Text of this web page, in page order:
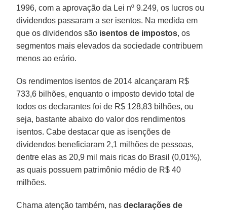
1996, com a aprovação da Lei nº 9.249, os lucros ou
dividendos passaram a ser isentos. Na medida em
que os dividendos são isentos de impostos, os
segmentos mais elevados da sociedade contribuem
menos ao erário.
Os rendimentos isentos de 2014 alcançaram R$
733,6 bilhões, enquanto o imposto devido total de
todos os declarantes foi de R$ 128,83 bilhões, ou
seja, bastante abaixo do valor dos rendimentos
isentos. Cabe destacar que as isenções de
dividendos beneficiaram 2,1 milhões de pessoas,
dentre elas as 20,9 mil mais ricas do Brasil (0,01%),
as quais possuem patrimônio médio de R$ 40
milhões.
Chama atenção também, nasdeclarações de